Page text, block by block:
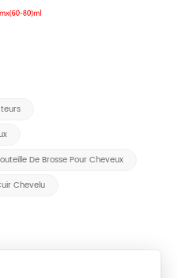
De Brosse Pour Cheveux
Chevelu